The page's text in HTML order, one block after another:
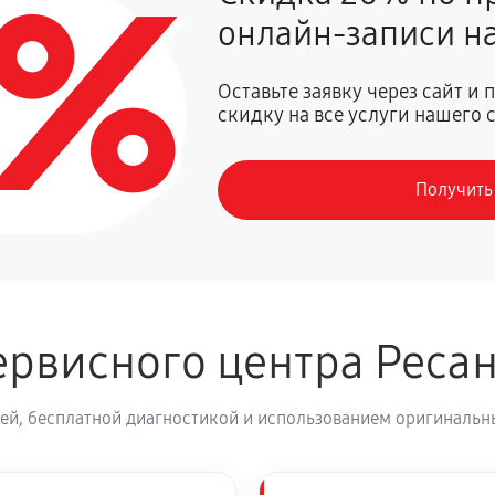
стабилизатора напряжения
1350 руб
2250 руб
онлайн-записи
Оставьте заявку через сайт
скидку на все услуги нашего
центра
бесплатной диагностикой и использованием